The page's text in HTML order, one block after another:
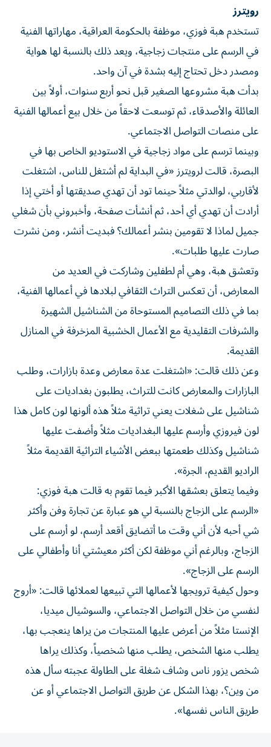
رويترز
تستخدم هبة فوزي، موظفة بالحكومة العراقية، مهاراتها الفنية
في الرسم على منتجات زجاجية، ويعد ذلك بالنسبة لها هواية
ومصدر دخل تحتاج إليه بشدة في آن واحد.
بدأت هبة مشروعها الصغير قبل نحو أربع سنوات، أولاً بين
العائلة والأصدقاء، ثم توسعت لاحقاً من خلال بيع أعمالها الفنية
على منصات التواصل الاجتماعي.
وبينما ترسم على مواد زجاجية في الاستوديو الخاص بها في
البصرة، قالت لرويترز «في البداية لم أشتغل للناس، اشتغلت
لأقاربي، لوالدتي مثلاً حينما تود أن تهدي صديقتها أو أختي إذا
أرادت أن تهدي أي أحد، ثم أنشأت صفحة، وأخبروني بأن شغلي
جميل لماذا لا تقومين بنشر أعمالك؟ فبديت أنشر، ومن نشرت
صارت عليها طلبات».
وتعشق هبة، وهي أم لطفلين وشاركت في العديد من
المعارض، أن تعكس التراث الثقافي لبلادها في أعمالها الفنية،
بما في ذلك التصاميم المستوحاة من الشناشيل الشهيرة
والشرفات التقليدية مع الأعمال الخشبية المزخرفة في المنازل
القديمة.
وعن ذلك قالت: «اشتغلت عدة معارض وعدة بازارات، وطلب
البازارات والمعارض كانت للتراث، يطلبون بغداديات على
شناشيل على شغلات يعني تراثية مثلاً هذه ألونها لون كامل هذا
لون فيروزي وأرسم عليها البغداديات مثلاً وأضفت عليها
شناشيل وكذلك طعمتها ببعض الأشياء التراثية القديمة مثلاً
الراديو القديم، الجرة».
وفيما يتعلق بعشقها الأكبر فيما تقوم به قالت هبة فوزي:
«الرسم على الزجاج بالنسبة لي هو عبارة عن تجارة وفن وأكثر
شي أحبه لأن أني وقت ما أتضايق أقعد أرسم، لو أرسم على
الزجاج، وبالرغم أني موظفة لكن أكثر معيشتي أنا وأطفالي على
الرسم على الزجاج».
وحول كيفية ترويجها لأعمالها التي تبيعها لعملائها قالت: «أروج
لنفسي من خلال التواصل الاجتماعي، والسوشيال ميديا،
الإنستا مثلاً من أعرض عليها المنتجات من يراها ينعجب بها،
يطلب منها الشخص، يطلب منها شخصياً، وكذلك يراها
شخص يزور ناس وشاف شغلة على الطاولة عجبته سأل هذه
من وين؟، بهذا الشكل عن طريق التواصل الاجتماعي أو عن
طريق الناس نفسها».